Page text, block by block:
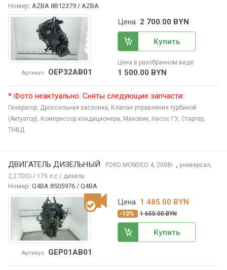
Номер: AZBA 8B12379 / AZBA
Артикул OEP32AB01
Цена 2 700.00 BYN
Купить
Цена в разобранном виде
1 500.00 BYN
* Фото неактуально. Сняты следующие запчасти:
Генератор, Дроссельная заслонка, Клапан управления турбиной
(Актуатор), Компрессор кондиционера, Маховик, Насос ГУ, Стартер,
ТНВД
ДВИГАТЕЛЬ ДИЗЕЛЬНЫЙ FORD MONDEO 4, 2008г. , универсал,
2,2 TDCi / 175 л.с / дизель
Номер: Q4BA 8505976 / Q4BA
Артикул GEP01AB01
Цена 1 485.00 BYN
-10% 1 650.00 BYN
Купить